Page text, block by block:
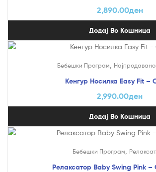
2,890.00ден
Додај Во Кошница
Бебешки Програм Најпродавано
Кенгур Носилка Easy Fit –
2,990.00ден
Додај Во Кошница
Бебешки Програм
Релаксатор Baby Swing Pink